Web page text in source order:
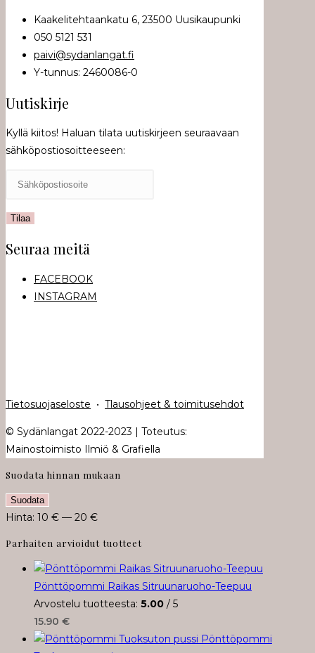
Kaakelitehtaankatu 6, 23500 Uusikaupunki
050 5121 531
paivi@sydanlangat.fi
Y-tunnus: 2460086-0
Uutiskirje
Kyllä kiitos! Haluan tilata uutiskirjeen seuraavaan
sähköpostiosoitteeseen:
Seuraa meitä
FACEBOOK
INSTAGRAM
Tietosuojaseloste • Tlausohjeet & toimitusehdot
© Sydänlangat 2022-2023 | Toteutus:
Mainostoimisto Ilmiö & Grafiella
Suodata hinnan mukaan
Minimihinta
Maksimihinta
Suodata
Hinta: 10 € — 20 €
Parhaiten arvioidut tuotteet
Pönttöpommi Raikas Sitruunaruoho-Teepuu
Arvostelu tuotteesta: 5.00 / 5
15.90 €
Pönttöpommi